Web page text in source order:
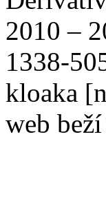
2010 –
1338-
kloaka
web